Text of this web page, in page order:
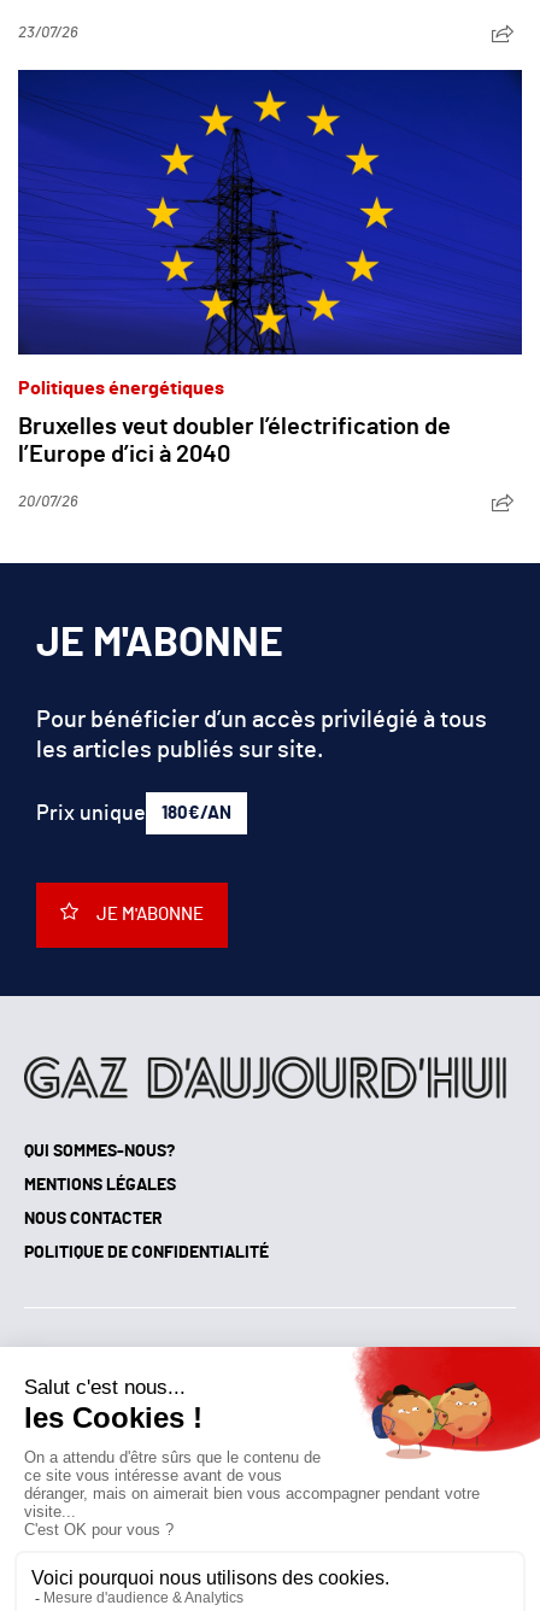
23/07/26
Politiques énergétiques
Bruxelles veut doubler l’électrification de
l’Europe d’ici à 2040
20/07/26
QUI SOMMES-NOUS?
MENTIONS LÉGALES
NOUS CONTACTER
POLITIQUE DE CONFIDENTIALITÉ
Mes favoris
JE M'ABONNE
Pour bénéficier d’un accès privilégié à tous
les articles publiés sur site.
Prix unique 180€/AN
JE M'ABONNE